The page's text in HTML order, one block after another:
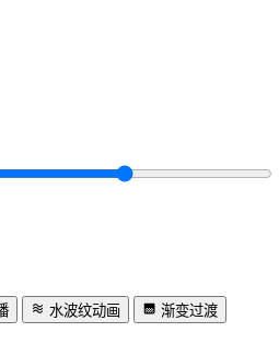
水波纹动画 渐变过渡